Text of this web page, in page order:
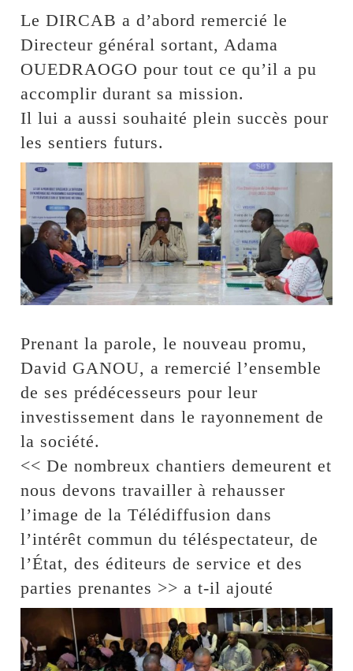
Le DIRCAB a d’abord remercié le
Directeur général sortant, Adama
OUEDRAOGO pour tout ce qu’il a pu
accomplir durant sa mission.
Il lui a aussi souhaité plein succès pour
les sentiers futurs.
Prenant la parole, le nouveau promu,
David GANOU, a remercié l’ensemble
de ses prédécesseurs pour leur
investissement dans le rayonnement de
la société.
<< De nombreux chantiers demeurent et
nous devons travailler à rehausser
l’image de la Télédiffusion dans
l’intérêt commun du téléspectateur, de
l’État, des éditeurs de service et des
parties prenantes >> a t-il ajouté